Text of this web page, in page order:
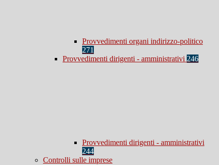
Provvedimenti organi indirizzo-politico
271
Provvedimenti dirigenti - amministrativi 246
Provvedimenti dirigenti - amministrativi
244
Controlli sulle imprese